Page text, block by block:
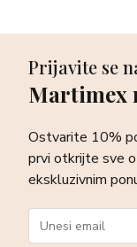
Newsletter
sve o najnovijim
ponudama te
Prijavite se
Martimex
Ostvarite 10%
prvi otkrijte sve o
ekskluzivnim